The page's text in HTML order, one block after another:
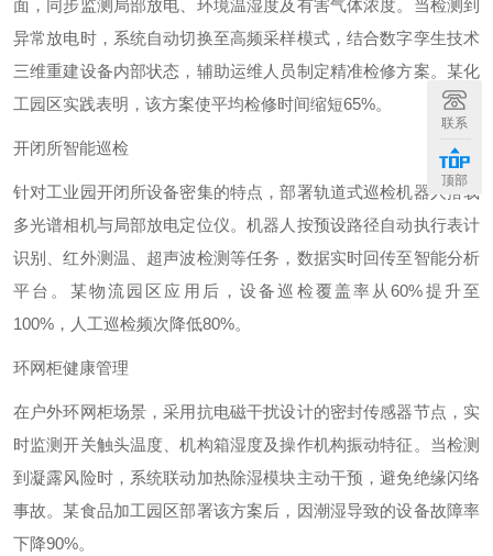
面，同步监测局部放电、环境温湿度及有害气体浓度。当检测到
异常放电时，系统自动切换至高频采样模式，结合数字孪生技术
三维重建设备内部状态，辅助运维人员制定精准检修方案。某化
工园区实践表明，该方案使平均检修时间缩短65%。
开闭所智能巡检
针对工业园开闭所设备密集的特点，部署轨道式巡检机器人搭载
多光谱相机与局部放电定位仪。机器人按预设路径自动执行表计
识别、红外测温、超声波检测等任务，数据实时回传至智能分析
平台。某物流园区应用后，设备巡检覆盖率从60%提升至
100% ，人工巡检频次降低80%。
环网柜健康管理
在户外环网柜场景，采用抗电磁干扰设计的密封传感器节点，实
时监测开关触头温度、机构箱湿度及操作机构振动特征。当检测
到凝露风险时，系统联动加热除湿模块主动干预，避免绝缘闪络
事故。某食品加工园区部署该方案后，因潮湿导致的设备故障率
下降90%。
联系
顶部